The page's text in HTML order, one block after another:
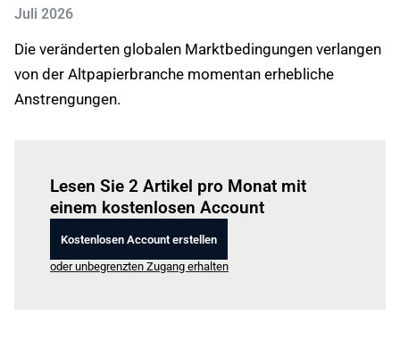
Juli 2026
Die veränderten globalen Marktbedingungen verlangen
von der Altpapierbranche momentan erhebliche
Anstrengungen.
Lesen Sie 2 Artikel pro Monat mit
einem kostenlosen Account
Kostenlosen Account erstellen
oder unbegrenzten Zugang erhalten